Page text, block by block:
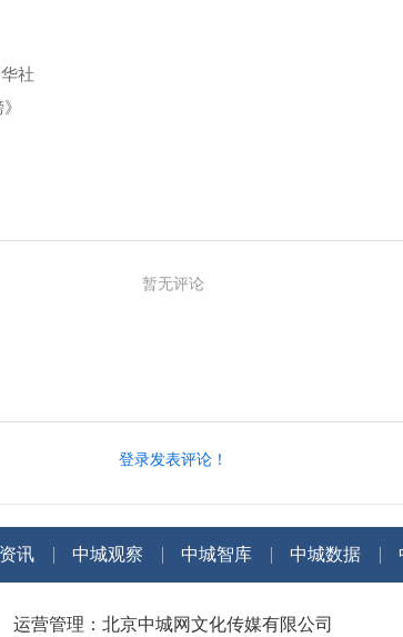
社
暂无评论
登录发表评论！
讯 中城观察 中城智库 中城数据
运营管理：北京中城网文化传媒有限公司